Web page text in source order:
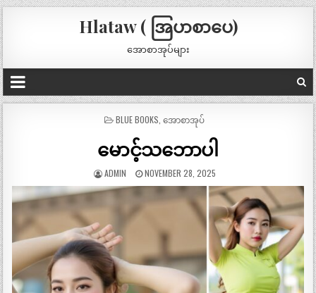
Hlataw ( အြပာစာပေ)
အောစာအုပ်များ
POSTED
BLUE BOOKS အောစာအုပ်
မောင့်သဘောပါ
ADMIN NOVEMBER 28, 2025